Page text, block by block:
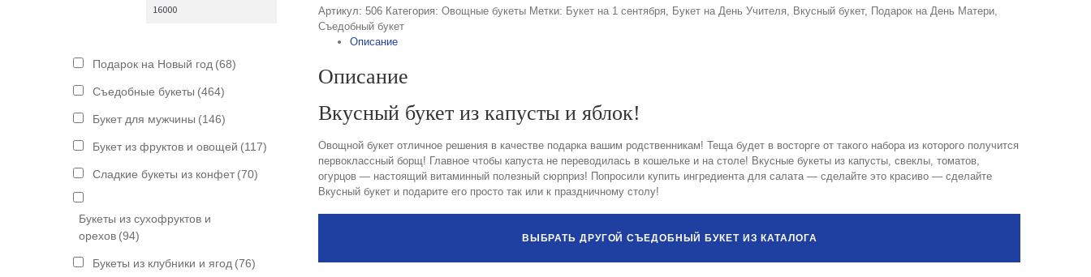
Артикул:506 Категория:Овощные букеты Метки: Букет на 1 сентября, Букет на День Учителя, Вкусный букет, Подарок на День Матери,
Съедобный букет
Описание
Описание
Вкусный букет из капусты и яблок!
Овощной букет отличное решения в качестве подарка вашим родственникам! Теща будет в восторге от такого набора из которого получится
первоклассный борщ! Главное чтобы капуста не переводилась в кошельке и на столе! Вкусные букеты из капусты, свеклы, томатов,
огурцов — настоящий витаминный полезный сюрприз! Попросили купить ингредиента для салата — сделайте это красиво — сделайте
Вкусный букет и подарите его просто так или к праздничному столу!
ВЫБРАТЬ ДРУГОЙ СЪЕДОБНЫЙ БУКЕТ ИЗ КАТАЛОГА
Подарок на Новый год (68)
Съедобные букеты (464)
Букет для мужчины (146)
Букет из фруктов и овощей (117)
Сладкие букеты из конфет (70)
Букеты из сухофруктов и
орехов (94)
Букеты из клубники и ягод (76)